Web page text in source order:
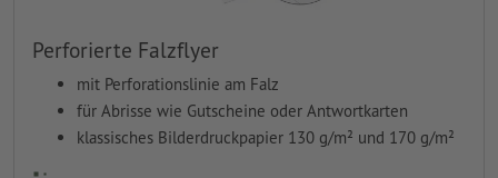
Perforierte Falzflyer
mit Perforationslinie am Falz
für Abrisse wie Gutscheine oder Antwortkarten
klassisches Bilderdruckpapier 130 g/m² und 170 g/m²